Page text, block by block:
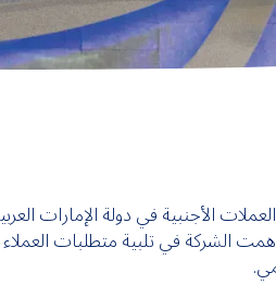
الأجنبية في دولة الإمارات
لمجموعة الأنصاري منذ 60 عاماً. وقد ساهمت